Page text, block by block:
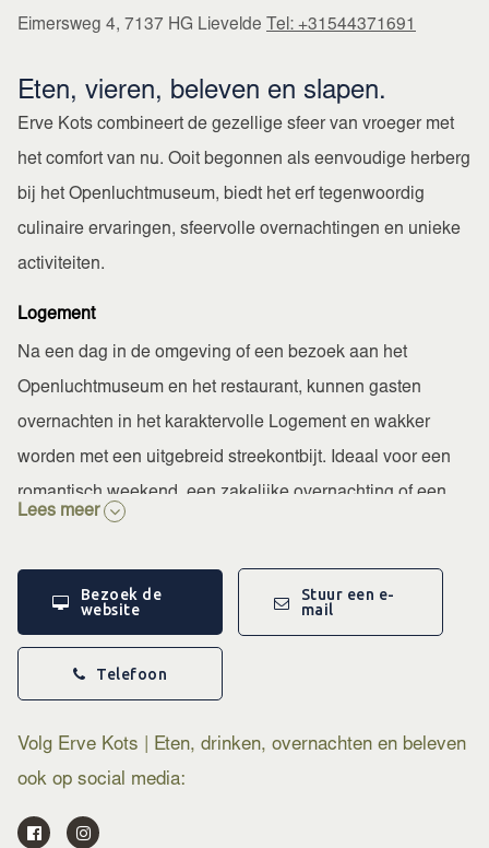
Eimersweg 4, 7137 HG Lievelde Tel: +31544371691
Eten, vieren, beleven en slapen.
Erve Kots combineert de gezellige sfeer van vroeger met
het comfort van nu. Ooit begonnen als eenvoudige herberg
bij het Openluchtmuseum, biedt het erf tegenwoordig
culinaire ervaringen, sfeervolle overnachtingen en unieke
activiteiten.
Logement
Na een dag in de omgeving of een bezoek aan het
Openluchtmuseum en het restaurant, kunnen gasten
overnachten in het karaktervolle Logement en wakker
worden met een uitgebreid streekontbijt. Ideaal voor een
romantisch weekend, een zakelijke overnachting of een
korte ontsnapping aan de drukte.
Eten en drinken
Restaurant de Herberg – ambachtelijk gebakken
pannenkoeken en à la carte gerechten
Restaurant Het Hoofdkwartier – bourgondisch
dineren in een sfeervolle, historische setting
Activiteiten
Brouwhoes Bier Experience
Achterhoeks Openluchtmuseum
Lees meer
Bezoek de
website
Stuur een e-
mail
Telefoon
Volg Erve Kots | Eten, drinken, overnachten en beleven
ook op social media: